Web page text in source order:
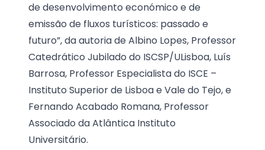
de desenvolvimento económico e de
emissão de fluxos turísticos: passado e
futuro”, da autoria de Albino Lopes, Professor
Catedrático Jubilado do ISCSP/ULisboa, Luís
Barrosa, Professor Especialista do ISCE –
Instituto Superior de Lisboa e Vale do Tejo, e
Fernando Acabado Romana, Professor
Associado da Atlântica Instituto
Universitário.